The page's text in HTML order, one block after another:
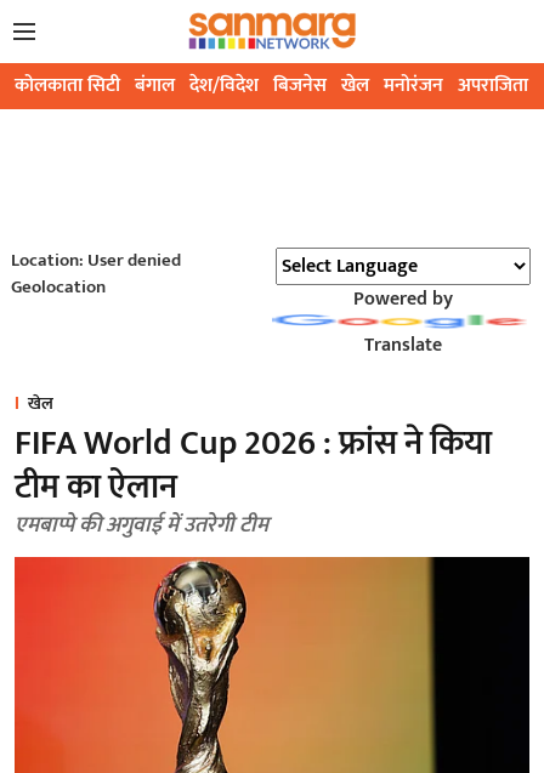
कोलकाता सिटी बंगाल देश/विदेश बिजनेस खेल मनोरंजन अपराजिता
Location: User denied
Geolocation
Powered by
Translate
खेल
FIFA World Cup 2026 : फ्रांस ने किया
टीम का ऐलान
एमबाप्पे की अगुवाई में उतरेगी टीम